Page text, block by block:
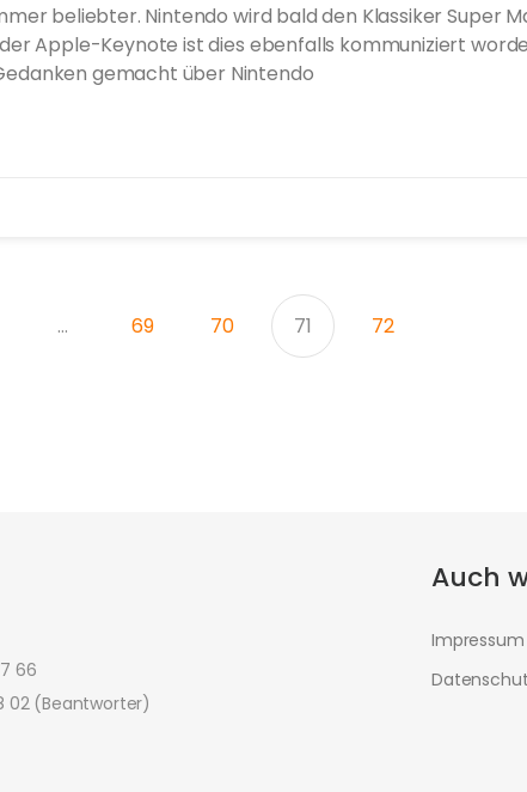
beliebter. Nintendo wird bald den Klassiker Super
Apple-Keynote ist dies ebenfalls kommuniziert
gemacht über Nintendo
… 69 70 71 72
66
02 (Beantworter)
Auch
Impressum